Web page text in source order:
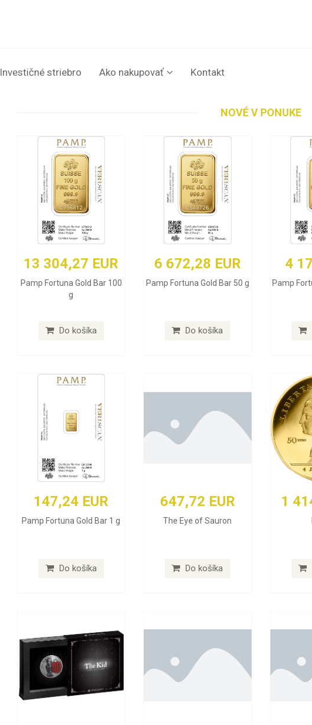
Investičné striebro Ako nakupovať Kontakt
NOVÉ V PONUKE
13 304,27 EUR
Pamp Fortuna Gold Bar 100
g
Do košíka
6 672,28 EUR
Pamp Fortuna Gold Bar 50 g
Do košíka
4
Pamp
147,24 EUR
Pamp Fortuna Gold Bar 1 g
Do košíka
647,72 EUR
The Eye of Sauron
Do košíka
1